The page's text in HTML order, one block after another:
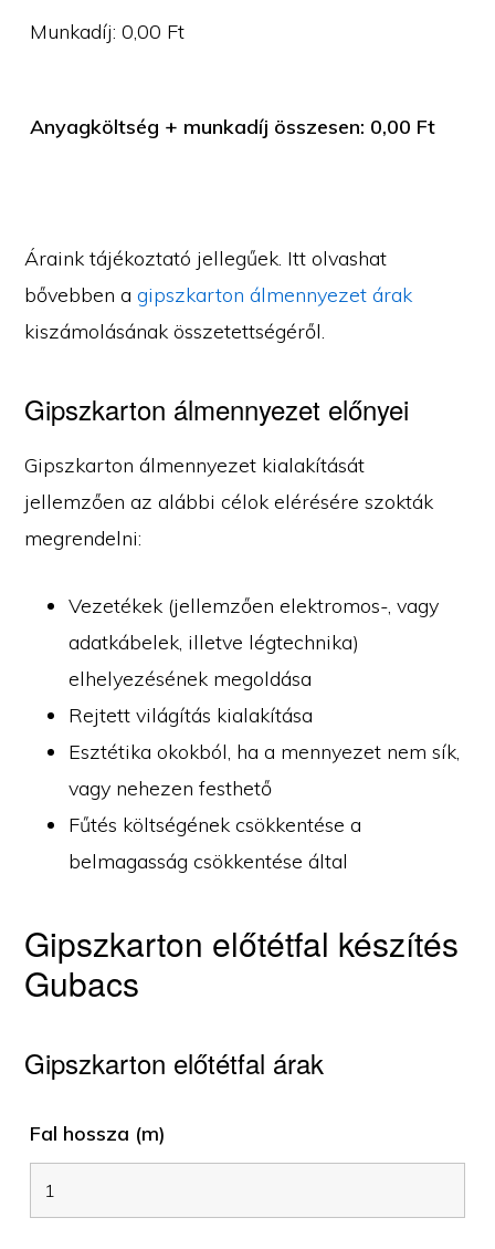
Munkadíj:0,00 Ft
Anyagköltség + munkadíj összesen: 0,00 Ft
Áraink tájékoztató jellegűek. Itt olvashat
bővebben agipszkarton álmennyezet árak
kiszámolásának összetettségéről.
Gipszkarton álmennyezet előnyei
Gipszkarton álmennyezet kialakítását
jellemzően az alábbi célok elérésére szokták
megrendelni:
Vezetékek (jellemzően elektromos-, vagy
adatkábelek, illetve légtechnika)
elhelyezésének megoldása
Rejtett világítás kialakítása
Esztétika okokból, ha a mennyezet nem sík,
vagy nehezen festhető
Fűtés költségének csökkentése a
belmagasság csökkentése által
Gipszkarton előtétfal készítés
Gubacs
Gipszkarton előtétfal árak
Fal hossza (m)